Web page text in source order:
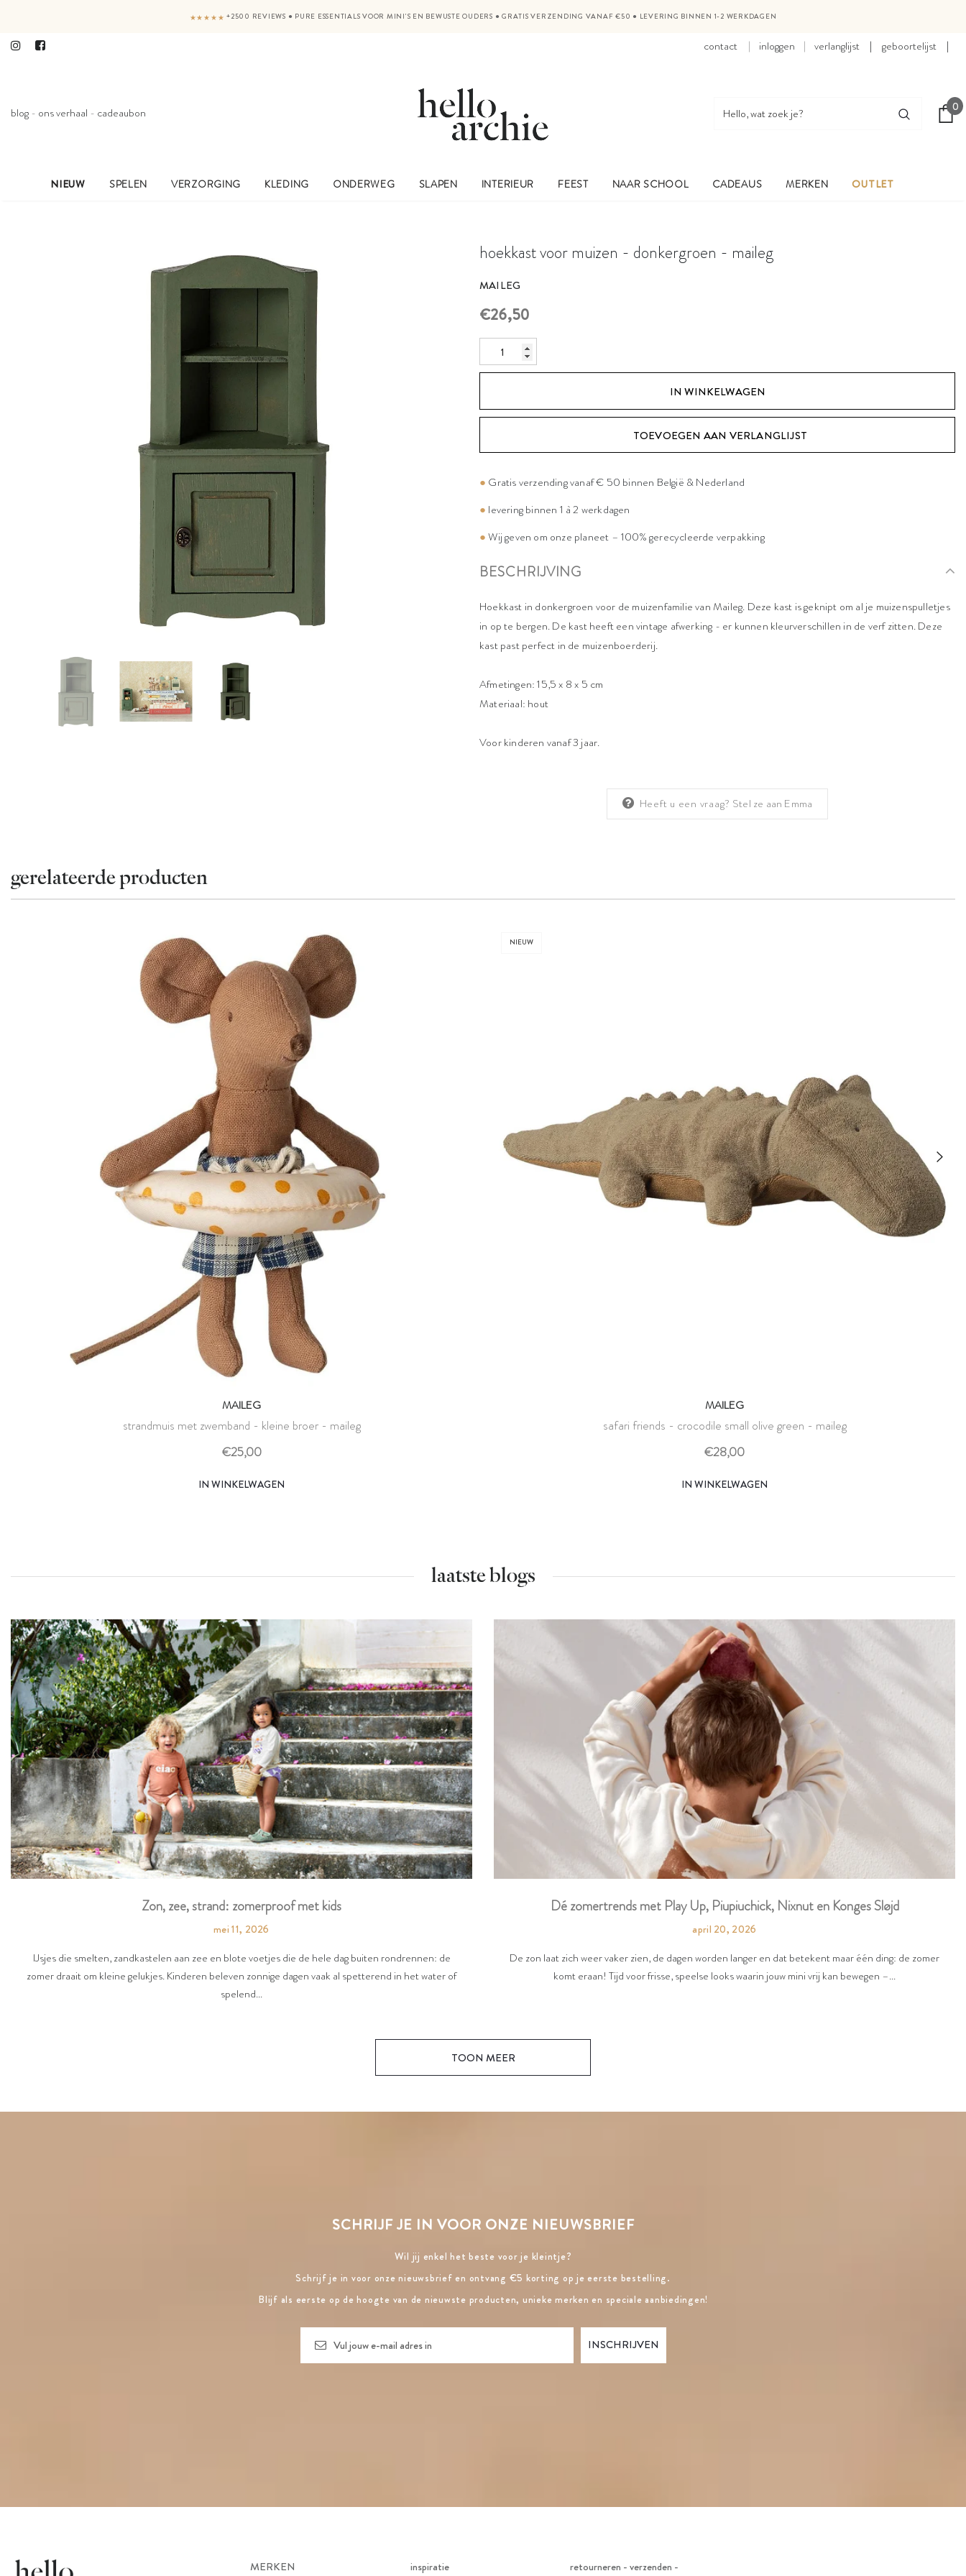
★★★★★ +2500 REVIEWS ● PURE ESSENTIALS VOOR MINI'S EN BEWUSTE OUDERS ●GRATIS VERZENDING VANAF €50 ● LEVERING BINNEN 1-2 WERKDAGEN
contact inloggen verlanglijst | geboortelijst |
blog - ons verhaal - cadeaubon 0
NIEUW SPELEN VERZORGING KLEDING ONDERWEG SLAPEN INTERIEUR FEEST NAAR SCHOOL CADEAUS MERKEN OUTLET
hoekkast voor muizen - donkergroen - maileg
MAILEG
€26,50
TOEVOEGEN AAN VERLANGLIJST
● Gratis verzending vanaf € 50 binnen België & Nederland
● levering binnen 1 à 2 werkdagen
●Wij geven om onze planeet – 100% gerecycleerde verpakking
BESCHRIJVING
Hoekkast in donkergroen voor de muizenfamilie van Maileg. Deze kast is geknipt om al je muizenspulletjes
in op te bergen. De kast heeft een vintage afwerking - er kunnen kleurverschillen in de verf zitten. Deze
kast past perfect in de muizenboerderij.
Afmetingen: 15,5 x 8 x 5 cm
Materiaal: hout
Voor kinderen vanaf 3 jaar.
Heeft u een vraag? Stel ze aan Emma
gerelateerde producten
MAILEG
strandmuis met zwemband - kleine broer - maileg
€25,00
IN WINKELWAGEN
NIEUW
MAILEG
safari friends - crocodile small olive green - maileg
€28,00
IN WINKELWAGEN
laatste blogs
Zon, zee, strand: zomerproof met kids
mei 11, 2026
IJsjes die smelten, zandkastelen aan zee en blote voetjes die de hele dag buiten rondrennen: de
zomer draait om kleine gelukjes. Kinderen beleven zonnige dagen vaak al spetterend in het water of
spelend...
Dé zomertrends met Play Up, Piupiuchick, Nixnut en Konges Sløjd
april 20, 2026
De zon laat zich weer vaker zien, de dagen worden langer en dat betekent maar één ding: de zomer
komt eraan! Tijd voor frisse, speelse looks waarin jouw mini vrij kan bewegen –...
TOON MEER
SCHRIJF JE IN VOOR ONZE NIEUWSBRIEF
Wil jij enkel het beste voor je kleintje?
Schrijf je in voor onze nieuwsbrief en ontvang €5 korting op je eerste bestelling.
Blijf als eerste op de hoogte van de nieuwste producten, unieke merken en speciale aanbiedingen!
MERKEN inspiratie retourneren - verzenden -